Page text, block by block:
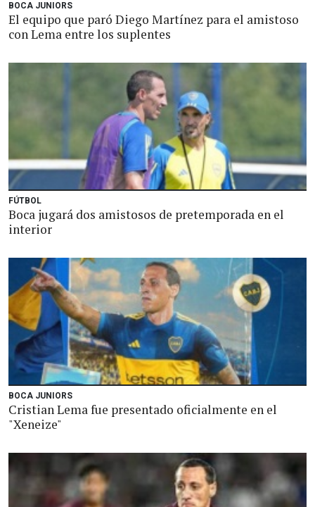
BOCA JUNIORS
El equipo que paró Diego Martínez para el amistoso
con Lema entre los suplentes
FÚTBOL
Boca jugará dos amistosos de pretemporada en el
interior
BOCA JUNIORS
Cristian Lema fue presentado oficialmente en el
"Xeneize"